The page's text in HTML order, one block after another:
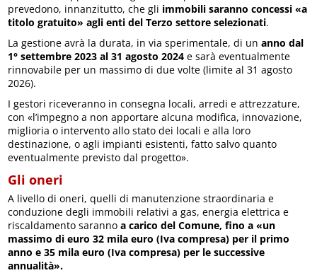
prevedono, innanzitutto, che gli immobili saranno concessi «a
titolo gratuito» agli enti del Terzo settore selezionati.
La gestione avrà la durata, in via sperimentale, di unanno dal
1° settembre 2023 al 31 agosto 2024 e sarà eventualmente
rinnovabile per un massimo di due volte (limite al 31 agosto
2026).
I gestori riceveranno in consegna locali, arredi e attrezzature,
con «l’impegno a non apportare alcuna modifica, innovazione,
miglioria o intervento allo stato dei locali e alla loro
destinazione, o agli impianti esistenti, fatto salvo quanto
eventualmente previsto dal progetto».
Gli oneri
A livello di oneri, quelli di manutenzione straordinaria e
conduzione degli immobili relativi a gas, energia elettrica e
riscaldamento sarannoa carico del Comune, fino a «un
massimo di euro 32 mila euro (Iva compresa) per il primo
anno e 35 mila euro (Iva compresa) per le successive
annualità».